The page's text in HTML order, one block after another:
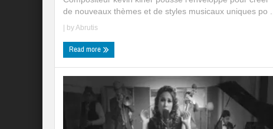
de nouveaux thèmes et de styles musicaux uniques po ...
| byAbrutis
Read more